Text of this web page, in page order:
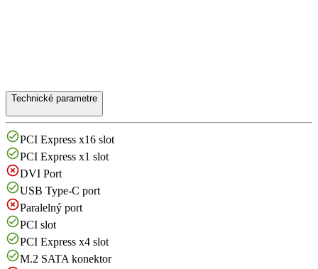
Technické parametre
PCI Express x16 slot
PCI Express x1 slot
DVI Port
USB Type-C port
Paralelný port
PCI slot
PCI Express x4 slot
M.2 SATA konektor